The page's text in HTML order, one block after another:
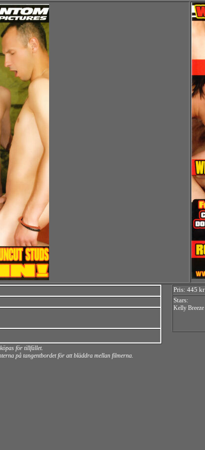
Pris: 445 kr
Stars:
Kelly Breeze
för tillfället.
på tangentbordet för att bläddra mellan filmerna.